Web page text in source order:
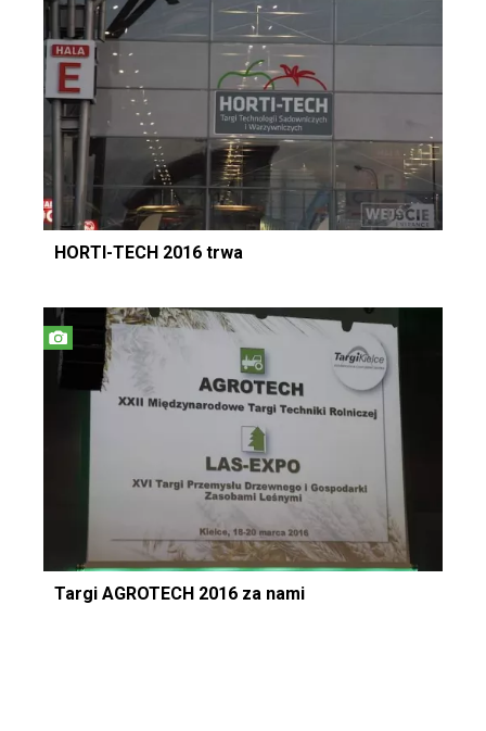
HORTI-TECH 2016 trwa
Targi AGROTECH 2016 za nami